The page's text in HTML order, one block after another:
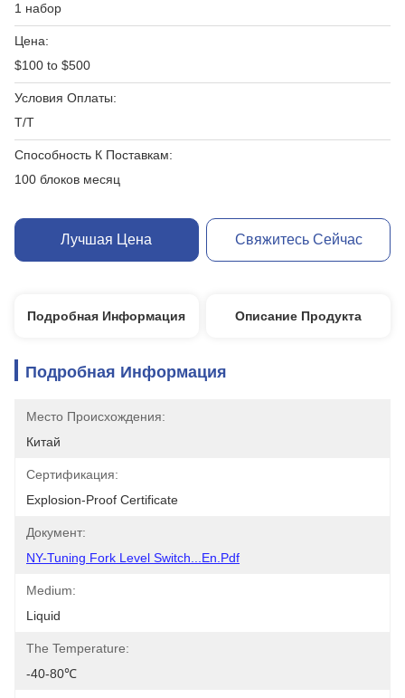
1 набор
Цена:
$100 to $500
Условия Оплаты:
T/T
Способность К Поставкам:
100 блоков месяц
Лучшая Цена Свяжитесь Сейчас
Подробная Информация Описание Продукта
Подробная Информация
Место Происхождения:
Китай
Сертификация:
Explosion-Proof Certificate
Документ:
NY-Tuning Fork Level Switch...En.pdf
Medium:
Liquid
The Temperature:
-40-80℃